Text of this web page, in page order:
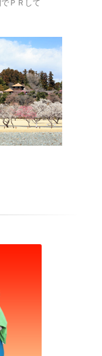
ＰＲして